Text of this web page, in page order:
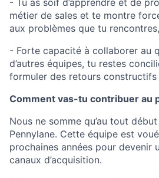
- Tu as soif d’apprendre et de
métier de sales et te montre
aux problèmes que tu rencontres,
- Forte capacité à collaborer au
d’autres équipes, tu restes
formuler des retours constructifs
Comment vas-tu contribuer au
Nous ne somme qu’au tout
Pennylane. Cette équipe est
prochaines années pour devenir
canaux d’acquisition.